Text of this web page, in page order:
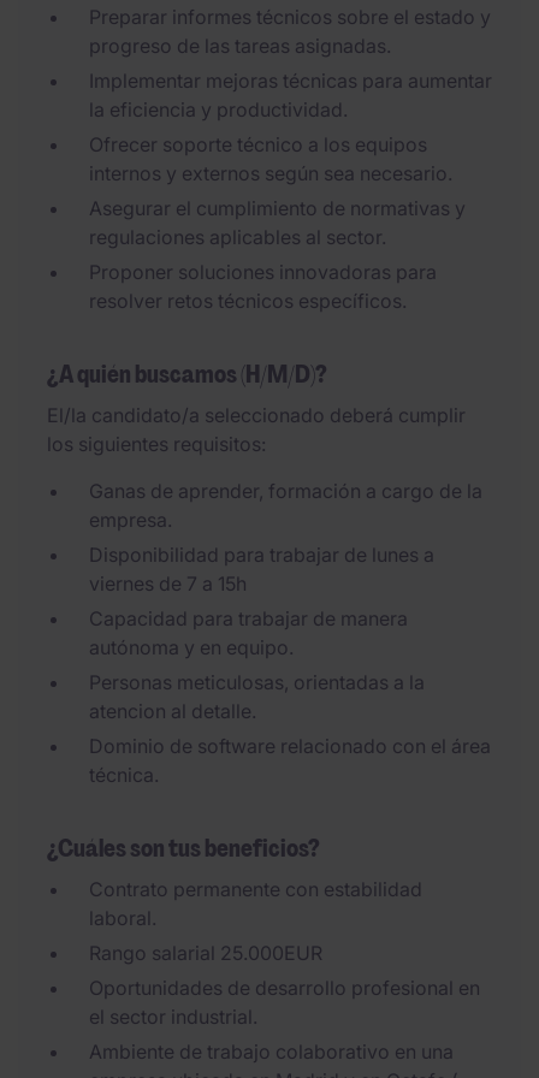
Preparar informes técnicos sobre el estado y
progreso de las tareas asignadas.
Implementar mejoras técnicas para aumentar
la eficiencia y productividad.
Ofrecer soporte técnico a los equipos
internos y externos según sea necesario.
Asegurar el cumplimiento de normativas y
regulaciones aplicables al sector.
Proponer soluciones innovadoras para
resolver retos técnicos específicos.
¿A quién buscamos (H/M/D)?
El/la candidato/a seleccionado deberá cumplir
los siguientes requisitos:
Ganas de aprender, formación a cargo de la
empresa.
Disponibilidad para trabajar de lunes a
viernes de 7 a 15h
Capacidad para trabajar de manera
autónoma y en equipo.
Personas meticulosas, orientadas a la
atencion al detalle.
Dominio de software relacionado con el área
técnica.
¿Cuáles son tus beneficios?
Contrato permanente con estabilidad
laboral.
Rango salarial 25.000EUR
Oportunidades de desarrollo profesional en
el sector industrial.
Ambiente de trabajo colaborativo en una